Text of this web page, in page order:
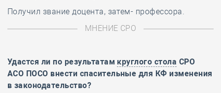
Получил звание доцента, затем- профессора.
МНЕНИЕ СРО
Удастся ли по результатам круглого стола СРО
АСО ПОСО внести спасительные для КФ изменения
в законодательство?